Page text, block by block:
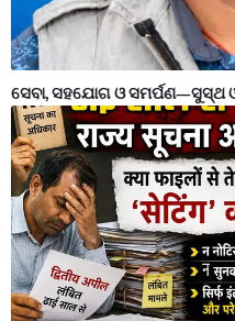
ସେବା, ସହଯୋଗ ଓ ସମର୍ପଣ—ସୁସ୍ଥ